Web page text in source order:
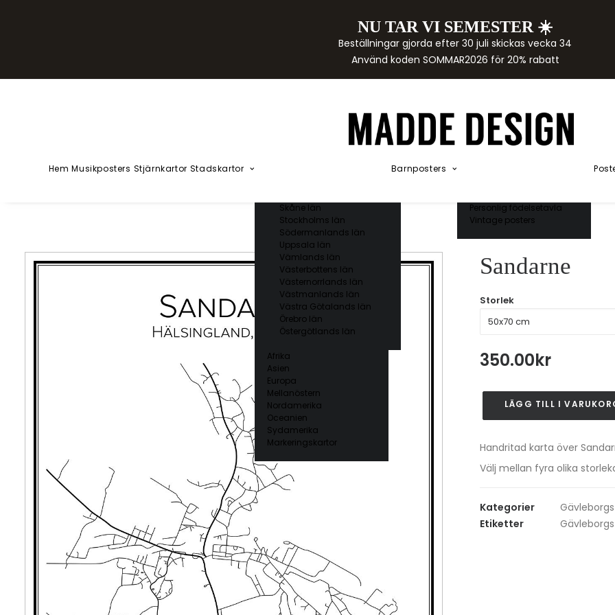
NU TAR VI SEMESTER ☀️
Beställningar gjorda efter 30 juli skickas vecka 34
Använd koden SOMMAR2026 för 20% rabatt
Hem Musikposters Stjärnkartor Stadskartor
Skåne län
Stockholms län
Södermanlands län
Uppsala län
Vämlands län
Västerbottens län
Västernorrlands län
Västmanlands län
Västra Götalands län
Örebro län
Östergötlands län
Afrika
Asien
Europa
Mellanöstern
Nordamerika
Oceanien
Sydamerika
Markeringskartor
Barnposters
Akvarellposters
Personlig födelsetavla
Vintage posters
Sandarne
Storlek
350.00kr
Sandarne
mängd
LÄGG TILL I
Handritad karta över
Välj mellan fyra olika
Kategorier
Etiketter